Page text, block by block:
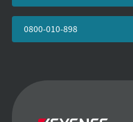
0800-010-898